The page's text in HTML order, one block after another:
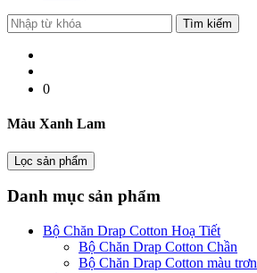
0
Màu Xanh Lam
Lọc sản phẩm
Danh mục sản phẩm
Bộ Chăn Drap Cotton Hoạ Tiết
Bộ Chăn Drap Cotton Chần
Bộ Chăn Drap Cotton màu trơn